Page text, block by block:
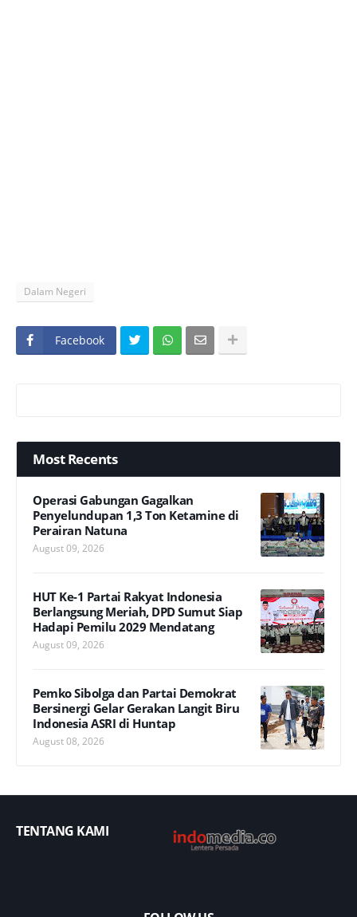
Dalam Negeri
Facebook
Most Recents
Operasi Gabungan Gagalkan
Penyelundupan 1,3 Ton Ketamine di
Perairan Natuna
August 09, 2026
HUT Ke-1 Partai Rakyat Indonesia
Berlangsung Meriah, DPD Sumut Siap
Hadapi Pemilu 2029 Mendatang
August 09, 2026
Pemko Sibolga dan Partai Demokrat
Bersinergi Gelar Gerakan Langit Biru
Indonesia ASRI di Huntap
August 08, 2026
TENTANG KAMI